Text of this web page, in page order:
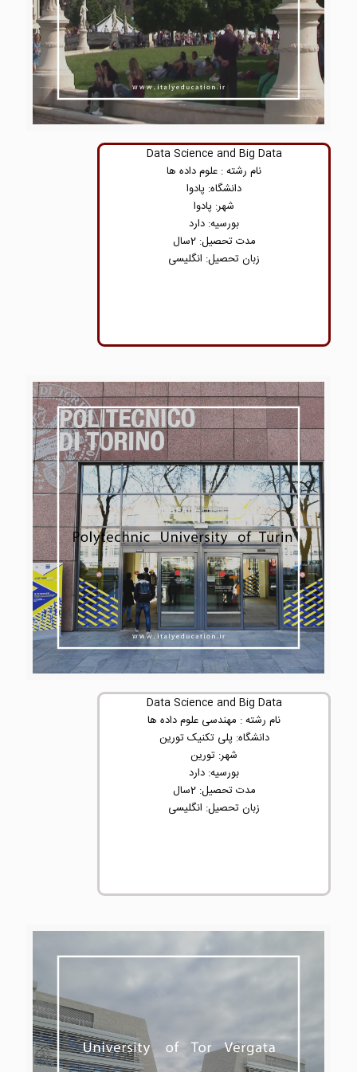
Data Science and Big Data
نام رشته : علوم داده ها
دانشگاه: پادوا
شهر: پادوا
بورسیه: دارد
مدت تحصیل: 2سال
زبان تحصیل: انگلیسی
Data Science and Big Data
نام رشته : مهندسی علوم داده ها
دانشگاه: پلی تکنیک تورین
شهر: تورین
بورسیه: دارد
مدت تحصیل: 2سال
زبان تحصیل: انگلیسی